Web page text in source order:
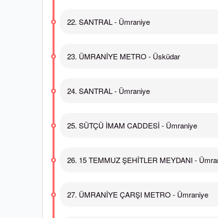
22. SANTRAL - Ümraniye
23. ÜMRANİYE METRO - Üsküdar
24. SANTRAL - Ümraniye
25. SÜTÇÜ İMAM CADDESİ - Ümraniye
26. 15 TEMMUZ ŞEHİTLER MEYDANI -
27. ÜMRANİYE ÇARŞI METRO - Ümraniye